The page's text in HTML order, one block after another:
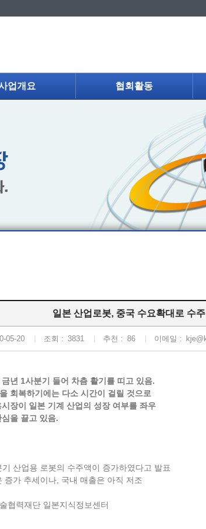
업개요 협회활동
일본 산업로봇, 중국 수요확대로 수주
05-20 조회 : 3831 추천 : 86 이메일 :
년 1사분기 들어 차츰 활기를 띠고 있음.
회복하기에는 다소 시간이 걸릴 것으로
장이 일본 기계 산업의 성장 여부를 좌우
을 끌고 있음.
산업용 로봇의 수주액이 증가하였다고 발표
증가 추세이나, 국내 매출은 아직 저조
협력재단 일본지식정보센터